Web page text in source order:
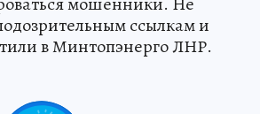
ссылкам и
в Минтопэнерго ЛНР.